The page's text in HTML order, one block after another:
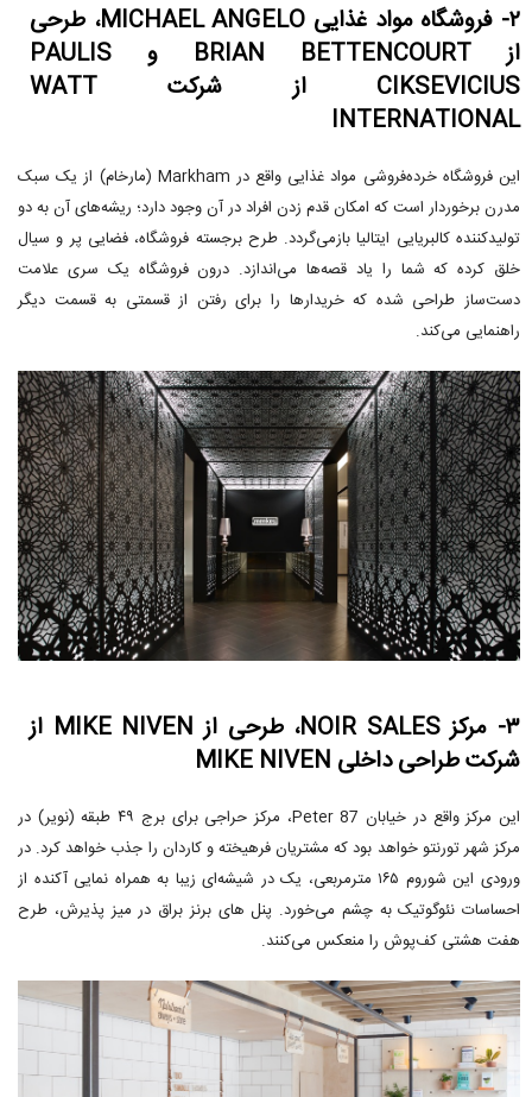
۲- فروشگاه مواد غذایی MICHAEL ANGELO، طرحی
از BRIAN BETTENCOURT و PAULIS
CIKSEVICIUS از شرکت WATT
INTERNATIONAL
این فروشگاه خرده‌فروشی مواد غذایی واقع در Markham (مارخام) از یک سبک
مدرن برخوردار است که امکان قدم زدن افراد در آن وجود دارد؛ ریشه‌های آن به دو
تولیدکننده کالبریایی ایتالیا بازمی‌گردد. طرح برجسته فروشگاه، فضایی پر و سیال
خلق کرده که شما را یاد قصه‌ها می‌اندازد. درون فروشگاه یک سری علامت
دست‌ساز طراحی شده که خریدارها را برای رفتن از قسمتی به قسمت دیگر
راهنمایی می‌کند.
۳- مرکز NOIR SALES، طرحی از MIKE NIVEN از
شرکت طراحی داخلی MIKE NIVEN
این مرکز واقع در خیابان 87 Peter، مرکز حراجی برای برج ۴۹ طبقه (نویر) در
مرکز شهر تورنتو خواهد بود که مشتریان فرهیخته و کاردان را جذب خواهد کرد. در
ورودی این شوروم ۱۶۵ مترمربعی، یک در شیشه‌ای زیبا به همراه نمایی آکنده از
احساسات نئوگوتیک به چشم می‌خورد. پنل های برنز براق در میز پذیرش، طرح
هفت هشتی کف‌پوش را منعکس می‌کنند.